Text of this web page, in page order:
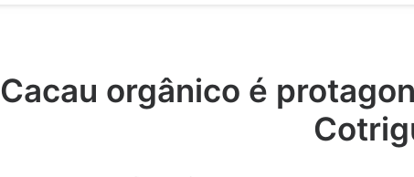
Cacau orgânico é